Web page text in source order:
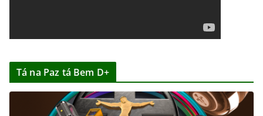
Tá na Paz tá Bem D+